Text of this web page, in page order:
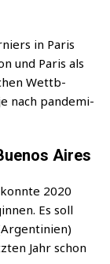
in Paris
und Paris als
Wettb­
nach pan­de­mi­
Aires
2020
Es soll
Jahr schon